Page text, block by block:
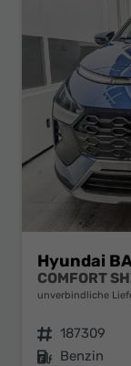
Hyundai
COMFORT
unverbindliche
Fahrzeugnr. 187309
Kraftstoff Benzin